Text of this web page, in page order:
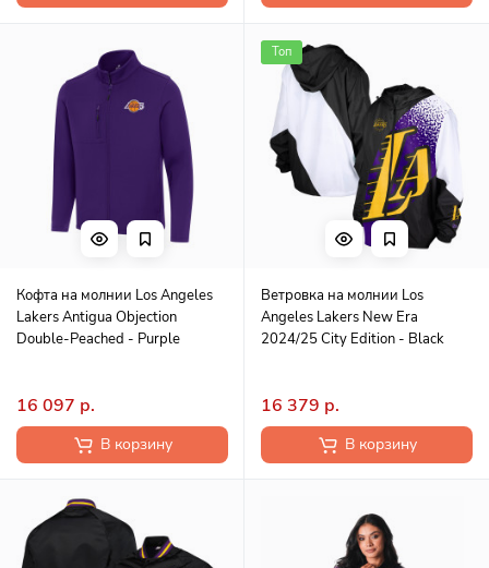
Кофта на молнии Los Angeles
Lakers Antigua Objection
Double-Peached - Purple
16 097 р.
В корзину
Топ
Ветровка на молнии Los
Angeles Lakers New Era
2024/25 City Edition - Black
16 379 р.
В корзину